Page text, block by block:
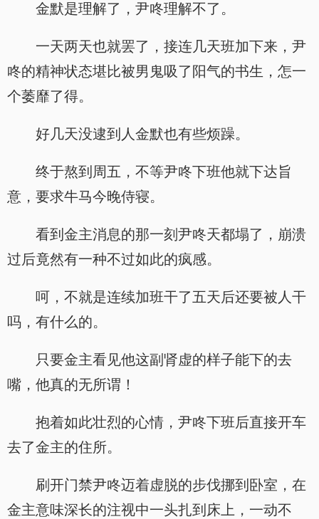
金默是理解了，尹咚理解不了。
一天两天也就罢了，接连几天班加下来，尹
咚的精神状态堪比被男鬼吸了阳气的书生，怎一
个萎靡了得。
好几天没逮到人金默也有些烦躁。
终于熬到周五，不等尹咚下班他就下达旨
意，要求牛马今晚侍寝。
看到金主消息的那一刻尹咚天都塌了，崩溃
过后竟然有一种不过如此的疯感。
呵，不就是连续加班干了五天后还要被人干
吗，有什么的。
只要金主看见他这副肾虚的样子能下的去
嘴，他真的无所谓！
抱着如此壮烈的心情，尹咚下班后直接开车
去了金主的住所。
刷开门禁尹咚迈着虚脱的步伐挪到卧室，在
金主意味深长的注视中一头扎到床上，一动不